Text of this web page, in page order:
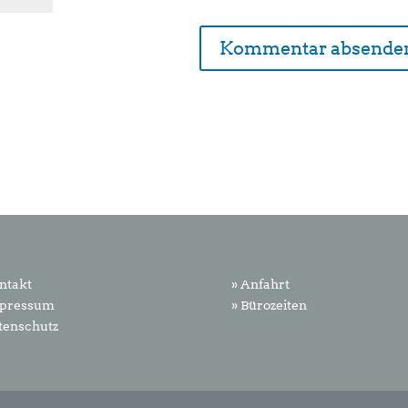
» Anfahrt
» Bürozeiten